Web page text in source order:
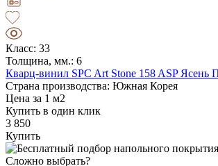
Класс: 33
Толщина, мм.: 6
Кварц-винил SPC Art Stone 158 ASP Ясень
Страна производства: Южная Корея
Цена за 1 м2
Купить в один клик
3 850
Купить
Сложно выбрать?